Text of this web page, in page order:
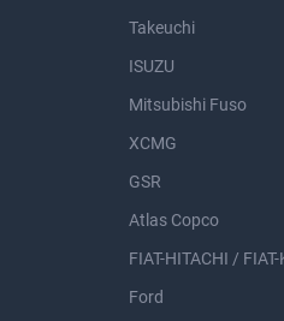
Takeuchi
ISUZU
Mitsubishi Fuso
XCMG
GSR
Atlas Copco
FIAT-HITACHI /
Ford